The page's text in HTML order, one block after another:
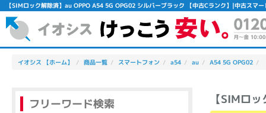
【SIMロック解除済】au OPPO A54 5G OPG02 シルバーブラック 【中古Cランク】|中古スマー
イオシス 【ホーム】 商品一覧 スマートフォン a54 au A54 5G OPG02
【SIMロ
フリーワード検索